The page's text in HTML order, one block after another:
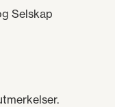
Selskap